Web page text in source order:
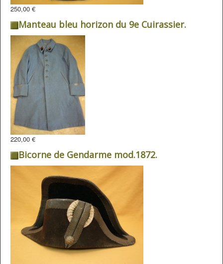
250,00 €
Manteau bleu horizon du 9e Cuirassier.
220,00 €
Bicorne de Gendarme mod.1872.